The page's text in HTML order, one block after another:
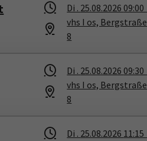
Di . 25.08.2026 09:00
vhs I os, Bergstraße
8
Di . 25.08.2026 09:30
vhs I os, Bergstraße
8
Di . 25.08.2026 11:15